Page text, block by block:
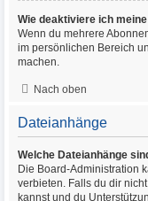
Wie deaktiviere ich
Wenn du mehrere
im persönlichen Bereich
machen.
Nach oben
Dateianhänge
Welche Dateianhänge
Die Board-Administration
verbieten. Falls du dir
kannst und du